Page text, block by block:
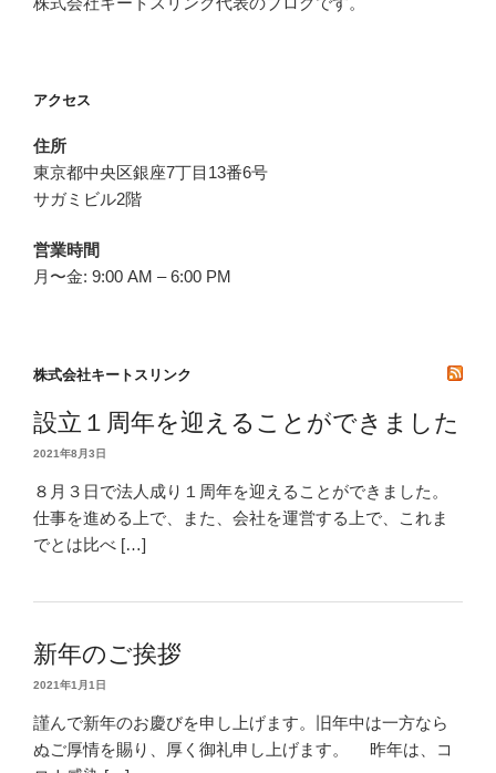
アクセス
住所
東京都中央区銀座7丁目13番6号
サガミビル2階
営業時間
月〜金: 9:00 AM – 6:00 PM
株式会社キートスリンク
設立１周年を迎えることができました
2021年8月3日
８月３日で法人成り１周年を迎えることができました。
仕事を進める上で、また、会社を運営する上で、これま
でとは比べ […]
新年のご挨拶
2021年1月1日
謹んで新年のお慶びを申し上げます。旧年中は一方なら
ぬご厚情を賜り、厚く御礼申し上げます。 昨年は、コ